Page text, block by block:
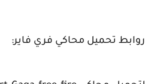
روابط تحميل محاكي فري فاير: